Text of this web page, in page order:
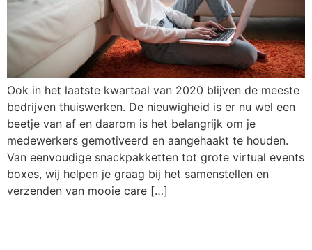
Ook in het laatste kwartaal van 2020 blijven de meeste
bedrijven thuiswerken. De nieuwigheid is er nu wel een
beetje van af en daarom is het belangrijk om je
medewerkers gemotiveerd en aangehaakt te houden.
Van eenvoudige snackpakketten tot grote virtual events
boxes, wij helpen je graag bij het samenstellen en
verzenden van mooie care […]